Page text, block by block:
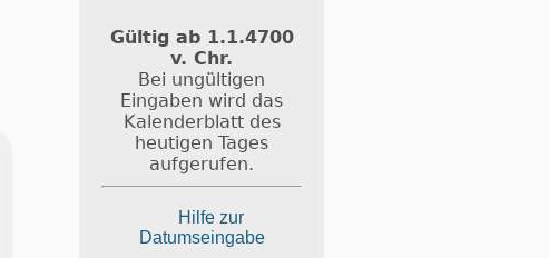
Gültig ab 1.1.4700
v. Chr.
Bei ungültigen
Eingaben wird das
Kalenderblatt des
heutigen Tages
aufgerufen.
Hilfe zur
Datumseingabe